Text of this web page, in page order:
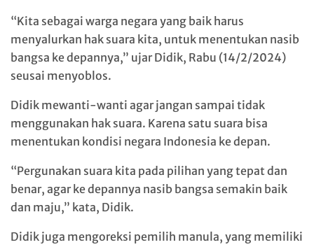
“Kita sebagai warga negara yang baik harus
menyalurkan hak suara kita, untuk menentukan nasib
bangsa ke depannya,” ujar Didik, Rabu (14/2/2024)
seusai menyoblos.
Didik mewanti-wanti agar jangan sampai tidak
menggunakan hak suara. Karena satu suara bisa
menentukan kondisi negara Indonesia ke depan.
“Pergunakan suara kita pada pilihan yang tepat dan
benar, agar ke depannya nasib bangsa semakin baik
dan maju,” kata, Didik.
Didik juga mengoreksi pemilih manula, yang memiliki